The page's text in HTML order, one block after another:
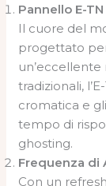
Pannello E-
Il cuore del
progettato
un’eccellente
tradizionali,
cromatica e
tempo di
ghosting.
Frequenza di
Con un